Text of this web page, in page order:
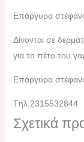
Επάργυρα
Δίνονται σε
για το πέτο του
Επάργυρα
Tηλ.2315532844
Σχετικά